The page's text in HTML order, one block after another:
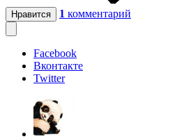
Нравится 1 комментарий
Facebook
Вконтакте
Twitter